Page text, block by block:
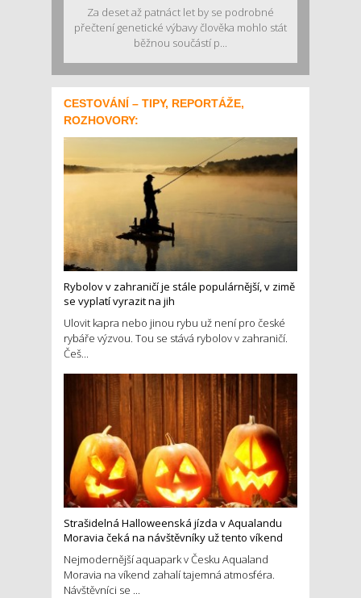
Za deset až patnáct let by se podrobné
přečtení genetické výbavy člověka mohlo stát
běžnou součástí p...
CESTOVÁNÍ – TIPY, REPORTÁŽE,
ROZHOVORY:
Rybolov v zahraničí je stále populárnější, v zimě
se vyplatí vyrazit na jih
Ulovit kapra nebo jinou rybu už není pro české
rybáře výzvou. Tou se stává rybolov v zahraničí.
Češ...
Strašidelná Halloweenská jízda v Aqualandu
Moravia čeká na návštěvníky už tento víkend
Nejmodernější aquapark v Česku Aqualand
Moravia na víkend zahalí tajemná atmosféra.
Návštěvníci se ...